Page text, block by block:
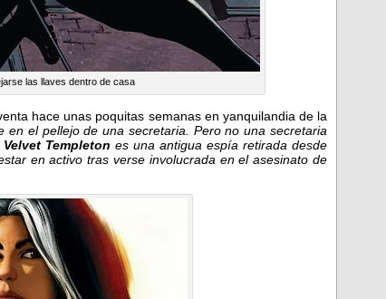
las llaves dentro de casa
hace unas poquitas semanas en yanquilandia de la
en el pellejo de una secretaria. Pero no una secretaria
Velvet Templeton es una antigua espía retirada desde
en activo tras verse involucrada en el asesinato de